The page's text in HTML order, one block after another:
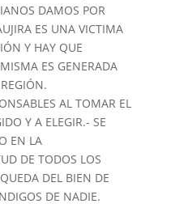
DAMOS POR
ES UNA VICTIMA
Y HAY QUE
ES GENERADA
AL TOMAR EL
Y A ELEGIR.- SE
EN LA
DE TODOS LOS
DEL BIEN DE
DE NADIE.